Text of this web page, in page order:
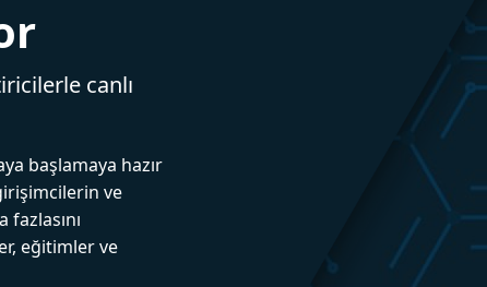
canlı
başlamaya hazır
ve
eğitimler ve